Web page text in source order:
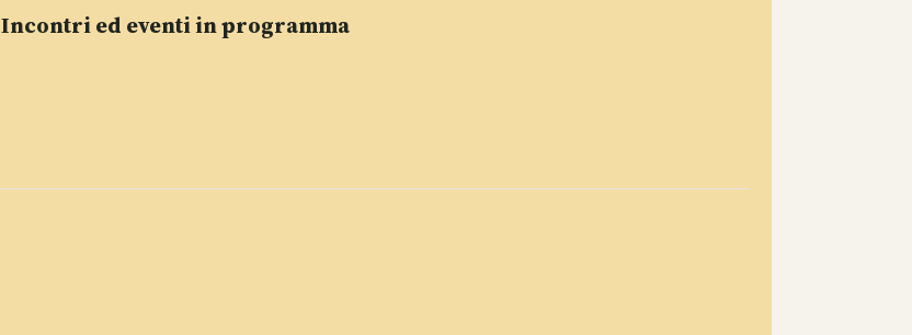
Incontri ed eventi in programma